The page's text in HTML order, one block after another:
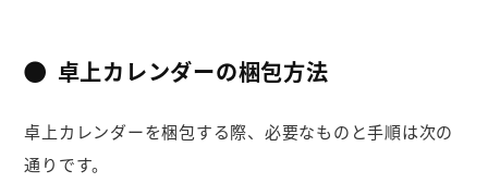
卓上カレンダーの梱包方法
卓上カレンダーを梱包する際、必要なものと手順は次の
通りです。